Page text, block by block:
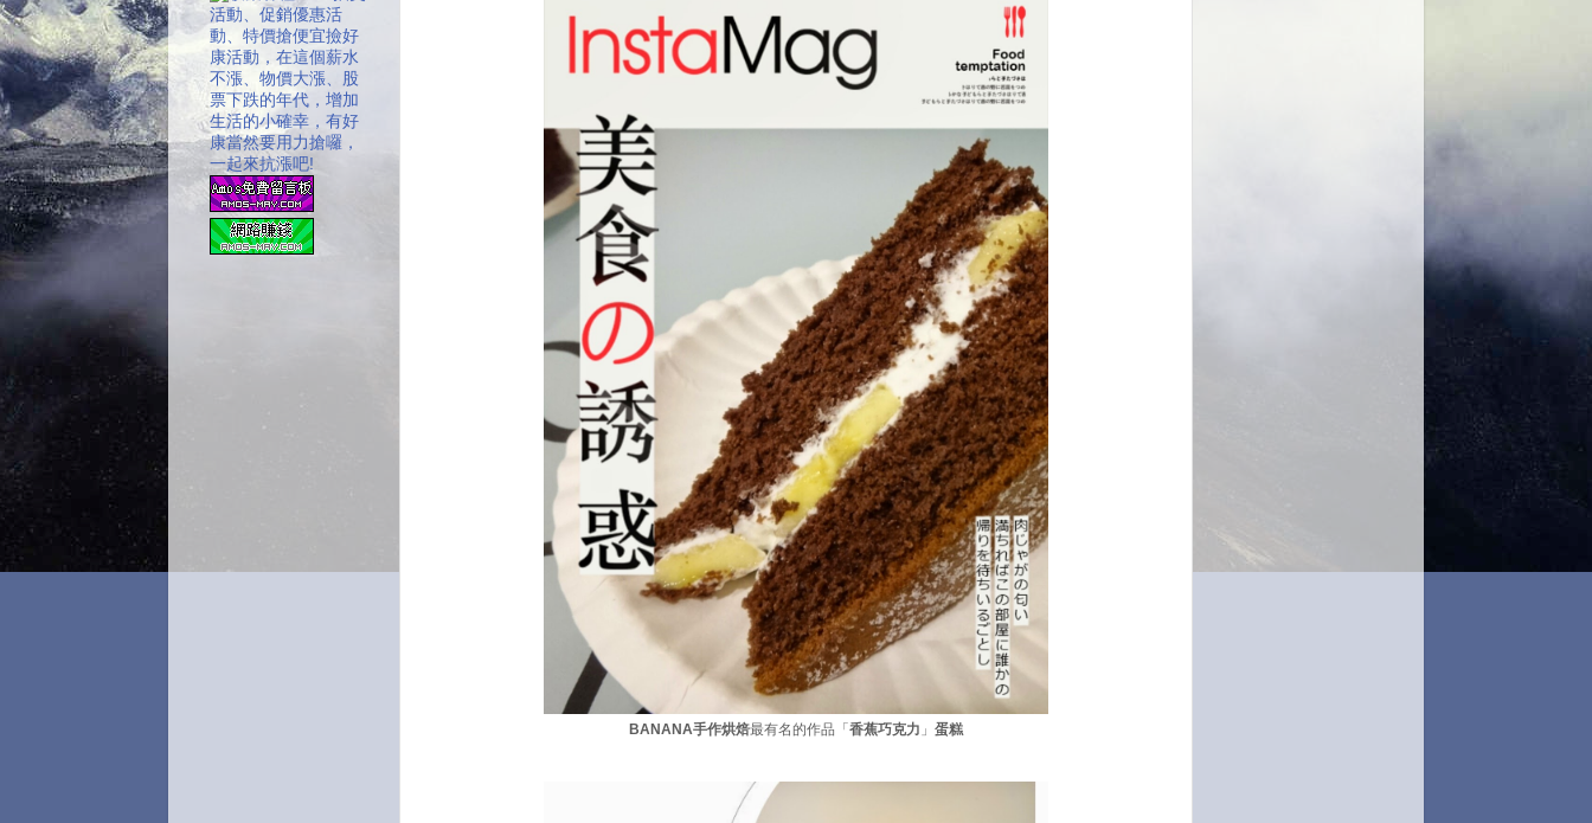
BANANA手作烘焙最有名的作品「 香蕉巧克力 」 蛋糕